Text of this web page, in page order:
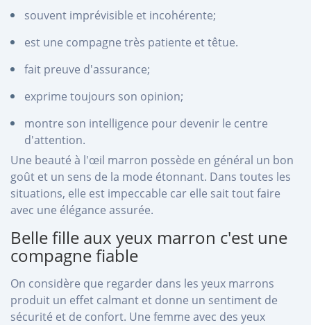
souvent imprévisible et incohérente;
est une compagne très patiente et têtue.
fait preuve d'assurance;
exprime toujours son opinion;
montre son intelligence pour devenir le centre
d'attention.
Une beauté à l'œil marron possède en général un bon
goût et un sens de la mode étonnant. Dans toutes les
situations, elle est impeccable car elle sait tout faire
avec une élégance assurée.
Belle fille aux yeux marron c'est une
compagne fiable
On considère que regarder dans les yeux marrons
produit un effet calmant et donne un sentiment de
sécurité et de confort. Une femme avec des yeux